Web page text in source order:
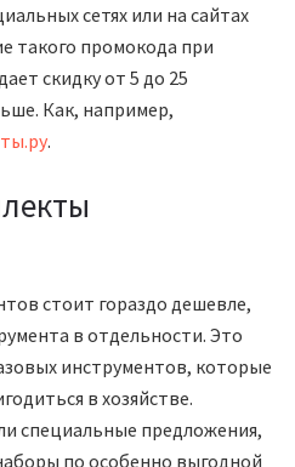
сетях или на сайтах
такого промокода при
скидку от 5 до 25
Как, например,
.
стоит гораздо дешевле,
в отдельности. Это
инструментов, которые
в хозяйстве.
специальные предложения,
по особенно выгодной